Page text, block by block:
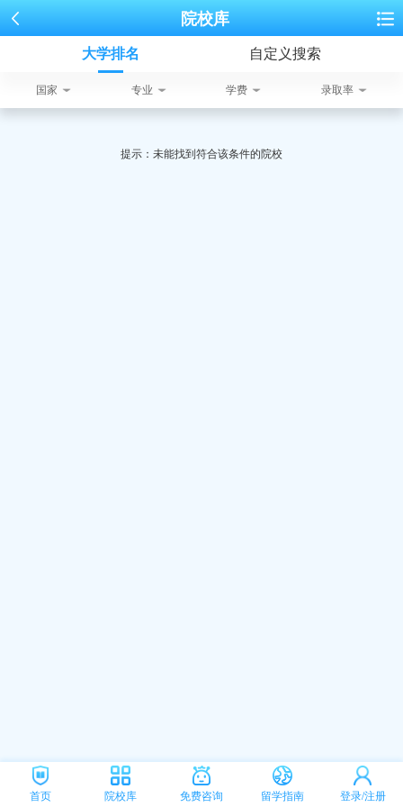
院校库
大学排名 自定义搜索
国家 专业 学费 录取率
提示：未能找到符合该条件的院校
首页 院校库 免费咨询 留学指南 登录/注册